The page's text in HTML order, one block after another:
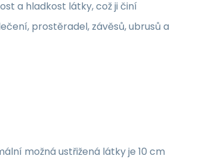
a hladkost látky, což ji činí
prostěradel, závěsů, ubrusů a
možná ustřižená látky je 10 cm